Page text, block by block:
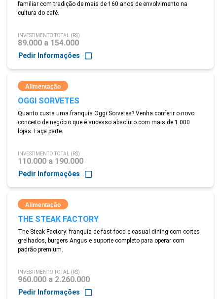
familiar com tradição de mais de 160 anos de envolvimento na
cultura do café.
INVESTIMENTO TOTAL (R$)
89.000 a 154.000
Pedir Informações
Alimentação
OGGI SORVETES
Quanto custa uma franquia Oggi Sorvetes? Venha conferir o novo
conceito de negócio que é sucesso absoluto com mais de 1.000
lojas. Faça parte.
INVESTIMENTO TOTAL (R$)
110.000 a 190.000
Pedir Informações
Alimentação
THE STEAK FACTORY
The Steak Factory: franquia de fast food e casual dining com cortes
grelhados, burgers Angus e suporte completo para operar com
padrão premium.
INVESTIMENTO TOTAL (R$)
960.000 a 2.260.000
Pedir Informações